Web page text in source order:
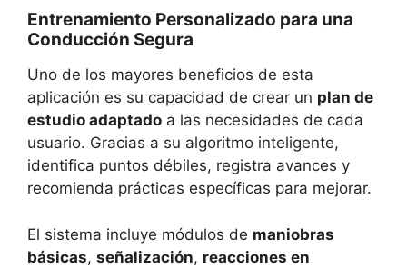
Entrenamiento Personalizado para una
Conducción Segura
Uno de los mayores beneficios de esta
aplicación es su capacidad de crear un plan de
estudio adaptado a las necesidades de cada
usuario. Gracias a su algoritmo inteligente,
identifica puntos débiles, registra avances y
recomienda prácticas específicas para mejorar.
El sistema incluye módulos de maniobras
básicas, señalización, reacciones en